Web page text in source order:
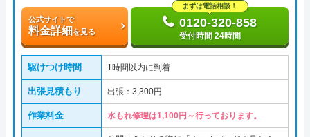
公式サイトで
料金詳細を見る
まずは電話相談！
0120-320-858
受付時間 24時間
駆けつけ時間 1時間以内に到着
出張見積もり 出張：3,300円
作業料金 水もれ修理は1,100円～行っております。